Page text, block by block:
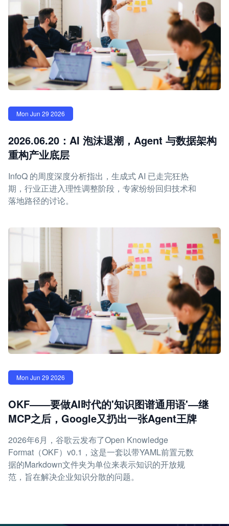
Mon Jun 29 2026
2026.06.20：AI 泡沫退潮，Agent 与数据架构
重构产业底层
InfoQ 的周度深度分析指出，生成式 AI 已走完狂热
期，行业正进入理性调整阶段，专家纷纷回归技术和
落地路径的讨论。
Mon Jun 29 2026
OKF——要做AI时代的'知识图谱通用语'—继
MCP之后，Google又扔出一张Agent王牌
2026年6月，谷歌云发布了Open Knowledge
Format（OKF）v0.1，这是一套以带YAML前置元数
据的Markdown文件夹为单位来表示知识的开放规
范，旨在解决企业知识分散的问题。